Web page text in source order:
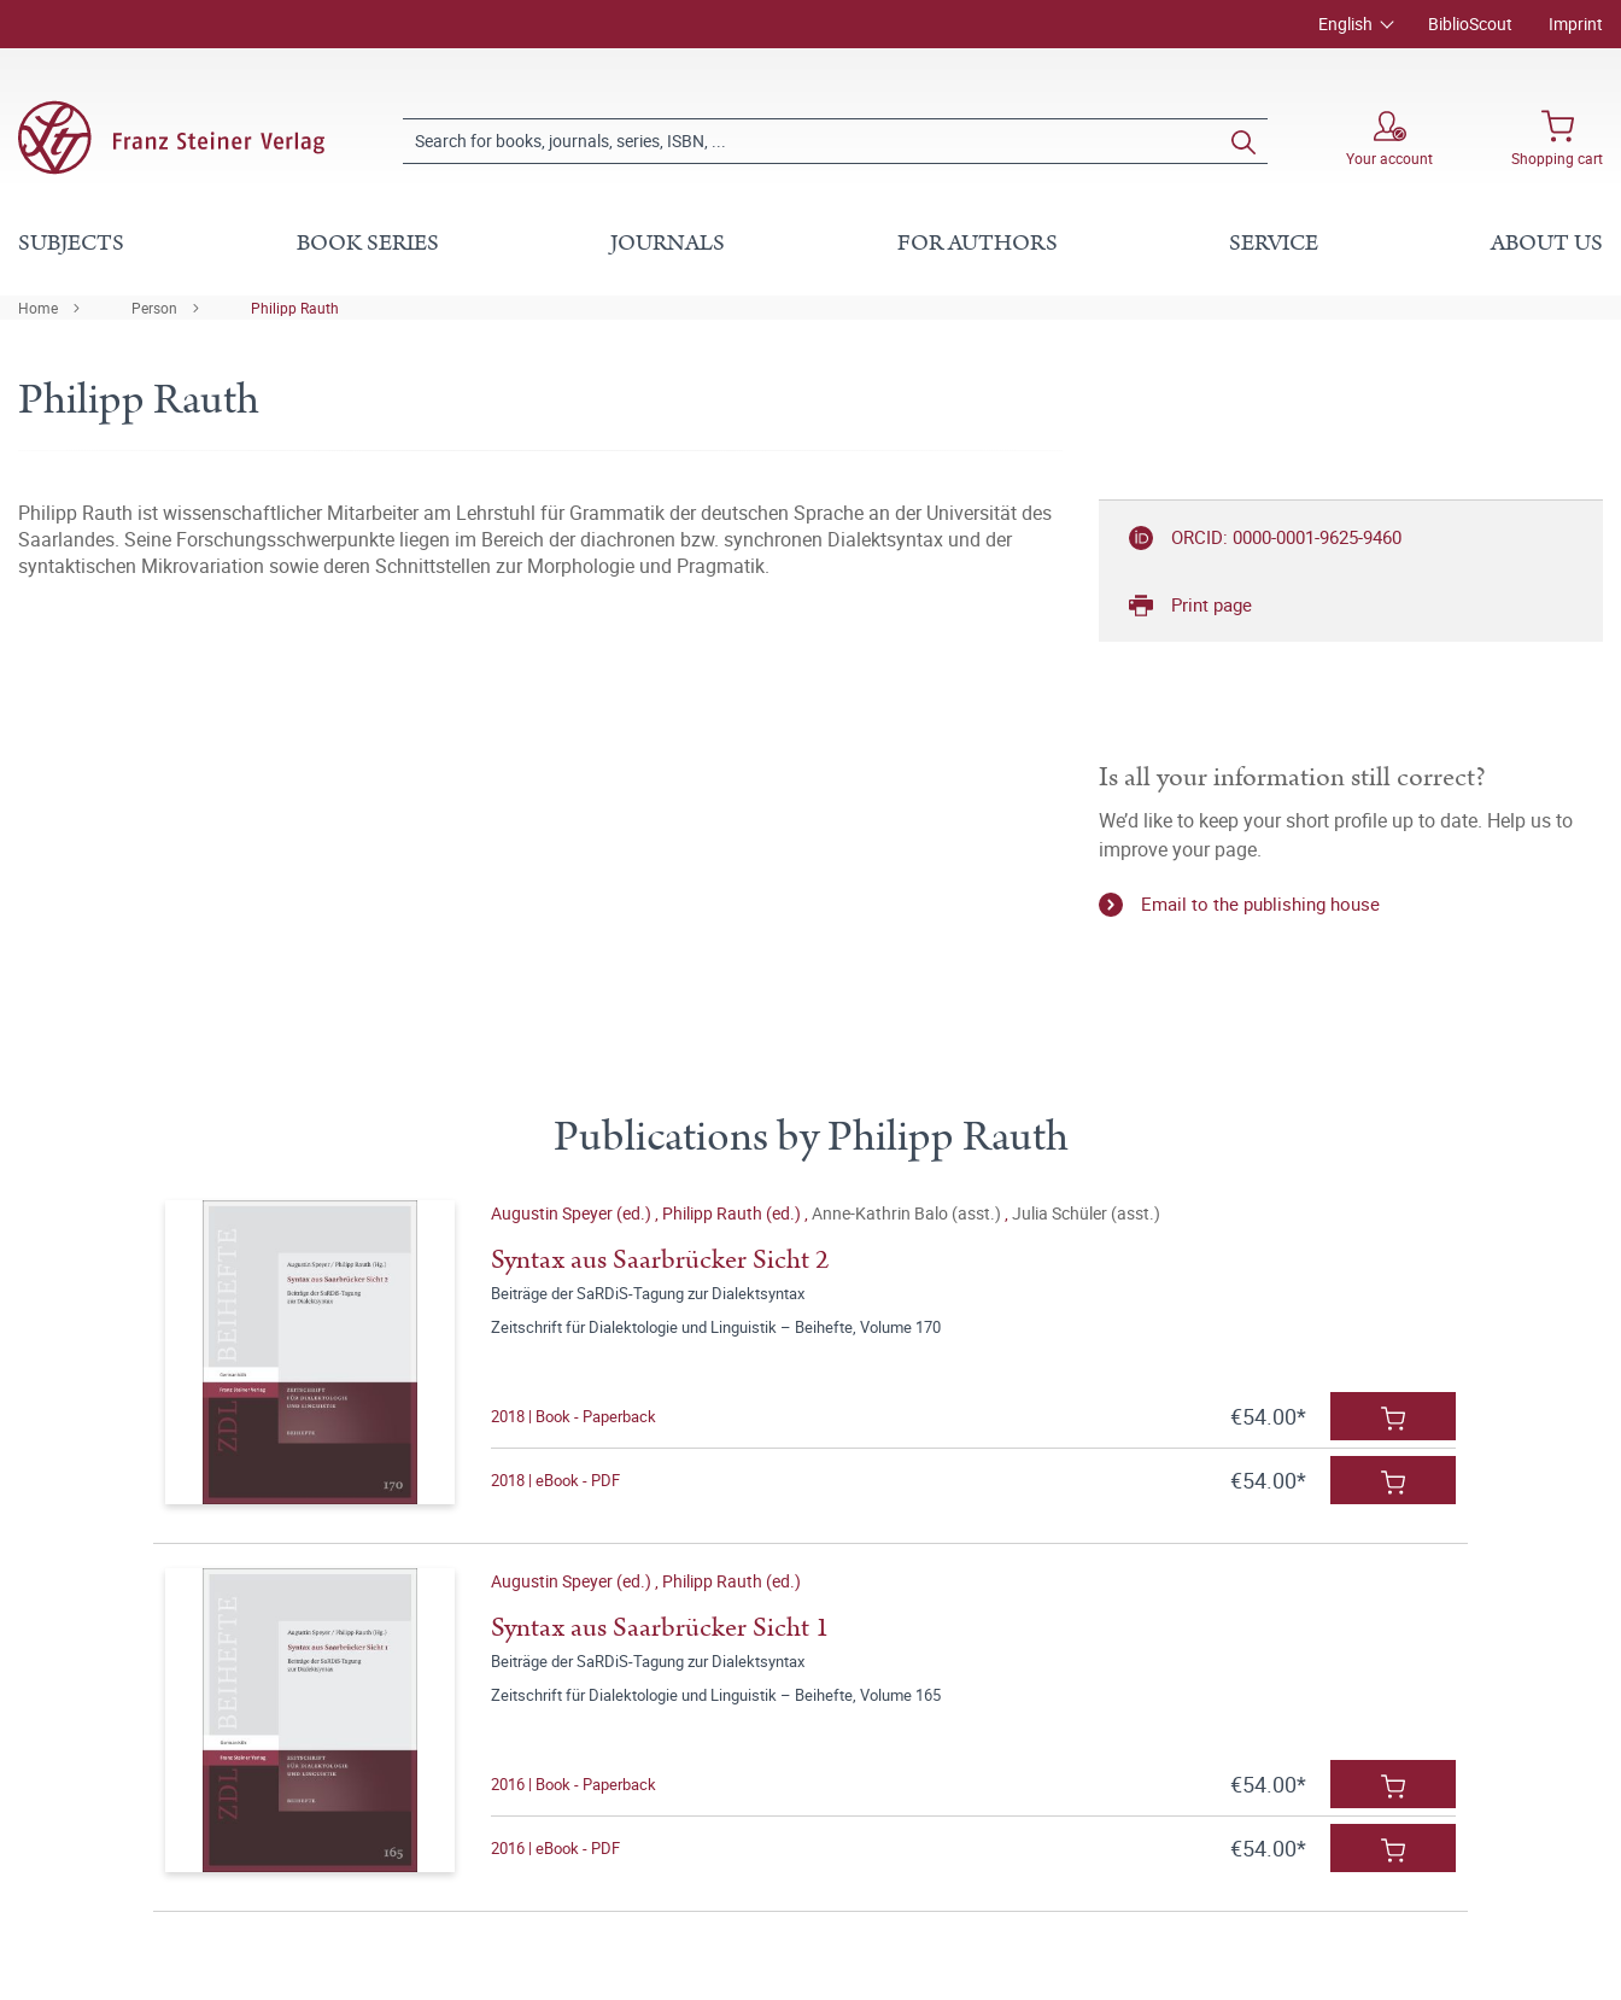
English BiblioScout Imprint
Your account Shopping cart
SUBJECTS BOOK SERIES JOURNALS FOR AUTHORS SERVICE ABOUT US
Home Person Philipp Rauth
Philipp Rauth
Philipp Rauth ist wissenschaftlicher Mitarbeiter am Lehrstuhl für Grammatik der deutschen Sprache an der Universität des
Saarlandes. Seine Forschungsschwerpunkte liegen im Bereich der diachronen bzw. synchronen Dialektsyntax und der
syntaktischen Mikrovariation sowie deren Schnittstellen zur Morphologie und Pragmatik.
ORCID: 0000-0001-9625-9460
Print page
Is all your information still correct?
We’d like to keep your short profile up to date. Help us to
improve your page.
Email to the publishing house
Publications by Philipp Rauth
Augustin Speyer (ed.) , Philipp Rauth (ed.) ,Anne-Kathrin Balo (asst.) ,Julia Schüler (asst.)
Syntax aus Saarbrücker Sicht 2
Beiträge der SaRDiS-Tagung zur Dialektsyntax
Zeitschrift für Dialektologie und Linguistik – Beihefte, Volume 170
2018 | Book - Paperback €54.00*
2018 | eBook - PDF €54.00*
Augustin Speyer (ed.) , Philipp Rauth (ed.)
Syntax aus Saarbrücker Sicht 1
Beiträge der SaRDiS-Tagung zur Dialektsyntax
Zeitschrift für Dialektologie und Linguistik – Beihefte, Volume 165
2016 | Book - Paperback €54.00*
2016 | eBook - PDF €54.00*